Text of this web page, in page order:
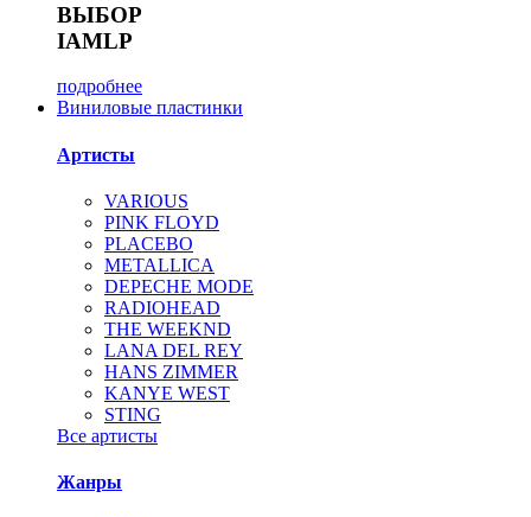
ВЫБОР
IAMLP
подробнее
Виниловые пластинки
Артисты
VARIOUS
PINK FLOYD
PLACEBO
METALLICA
DEPECHE MODE
RADIOHEAD
THE WEEKND
LANA DEL REY
HANS ZIMMER
KANYE WEST
STING
Все артисты
Жанры